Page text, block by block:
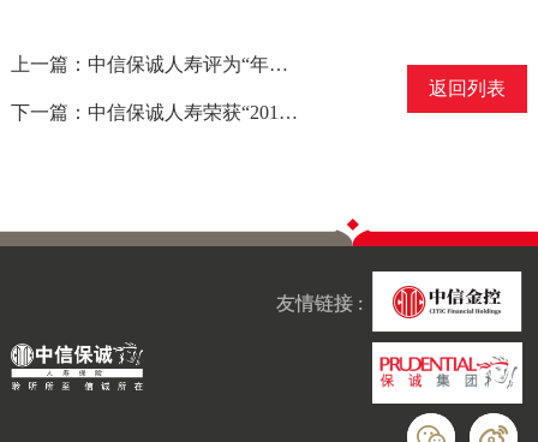
上一篇：中信保诚人寿评为“年度影响力合资保险公司”
下一篇：中信保诚人寿荣获“2017年度最具传播力保险公司”称号
返回列表
友情链接 :